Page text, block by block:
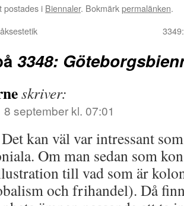
postades i Biennaler. Bokmärkpermalänken.
3348:
skriver:
8 september kl. 07:01
kan väl var intressant
Om man sedan som
till vad som är
och frihandel). Då